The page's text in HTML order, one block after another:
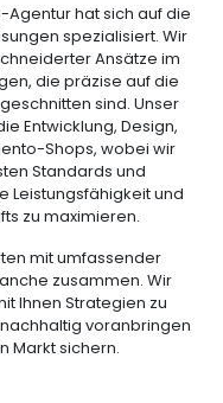
Agentur hat sich auf die
spezialisiert. Wir
Ansätze im
die präzise auf die
sind. Unser
Entwicklung, Design,
Shops, wobei wir
Standards und
Leistungsfähigkeit und
zu maximieren.
mit umfassender
zusammen. Wir
Ihnen Strategien zu
voranbringen
Markt sichern.